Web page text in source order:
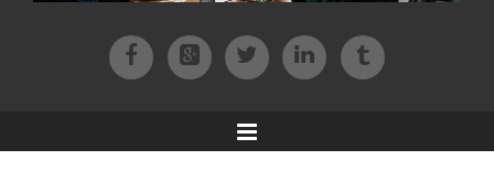
FacebookPatreonTwitterInstagram
Tik-tok
Menu